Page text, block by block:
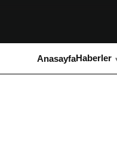
AnasayfaHaberler